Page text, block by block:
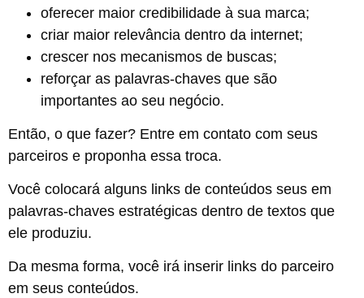
oferecer maior credibilidade à sua marca;
criar maior relevância dentro da internet;
crescer nos mecanismos de buscas;
reforçar as palavras-chaves que são
importantes ao seu negócio.
Então, o que fazer? Entre em contato com seus
parceiros e proponha essa troca.
Você colocará alguns links de conteúdos seus em
palavras-chaves estratégicas dentro de textos que
ele produziu.
Da mesma forma, você irá inserir links do parceiro
em seus conteúdos.